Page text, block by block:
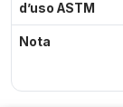
d’uso ASTM
Nota